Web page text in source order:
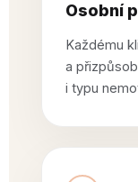
Osobní
Každému
a
i typu